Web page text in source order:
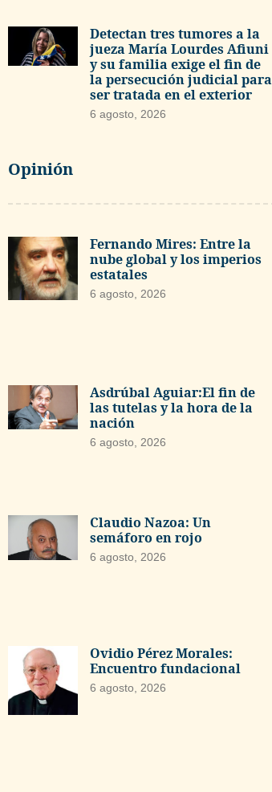
Detectan tres tumores a la
jueza María Lourdes Afiuni
y su familia exige el fin de
la persecución judicial para
ser tratada en el exterior
6 agosto, 2026
Opinión
Fernando Mires: Entre la
nube global y los imperios
estatales
6 agosto, 2026
Asdrúbal Aguiar:El fin de
las tutelas y la hora de la
nación
6 agosto, 2026
Claudio Nazoa: Un
semáforo en rojo
6 agosto, 2026
Ovidio Pérez Morales:
Encuentro fundacional
6 agosto, 2026